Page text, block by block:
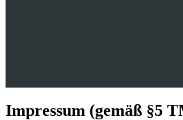
Impressum (gemäß §5